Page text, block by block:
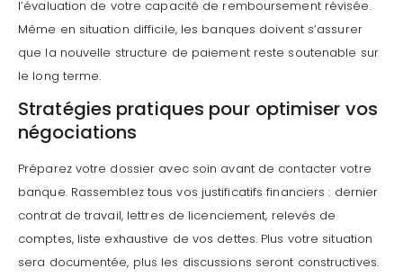
l’évaluation de votre capacité de remboursement révisée.
Même en situation difficile, les banques doivent s’assurer
que la nouvelle structure de paiement reste soutenable sur
le long terme.
Stratégies pratiques pour optimiser vos
négociations
Préparez votre dossier avec soin avant de contacter votre
banque. Rassemblez tous vos justificatifs financiers : dernier
contrat de travail, lettres de licenciement, relevés de
comptes, liste exhaustive de vos dettes. Plus votre situation
sera documentée, plus les discussions seront constructives.